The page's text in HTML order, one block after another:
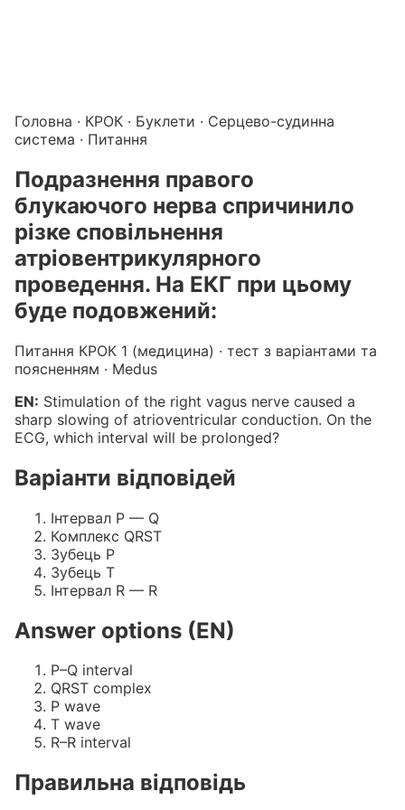
Головна · КРОК · Буклети · Серцево-судинна
система · Питання
Подразнення правого
блукаючого нерва спричинило
різке сповільнення
атріовентрикулярного
проведення. На ЕКГ при цьому
буде подовжений:
Питання КРОК 1 (медицина) · тест з варіантами та
поясненням · Medus
EN: Stimulation of the right vagus nerve caused a
sharp slowing of atrioventricular conduction. On the
ECG, which interval will be prolonged?
Варіанти відповідей
Інтервал P — Q
Комплекс QRST
Зубець P
Зубець T
Інтервал R — R
Answer options (EN)
P–Q interval
QRST complex
P wave
T wave
R–R interval
Правильна відповідь